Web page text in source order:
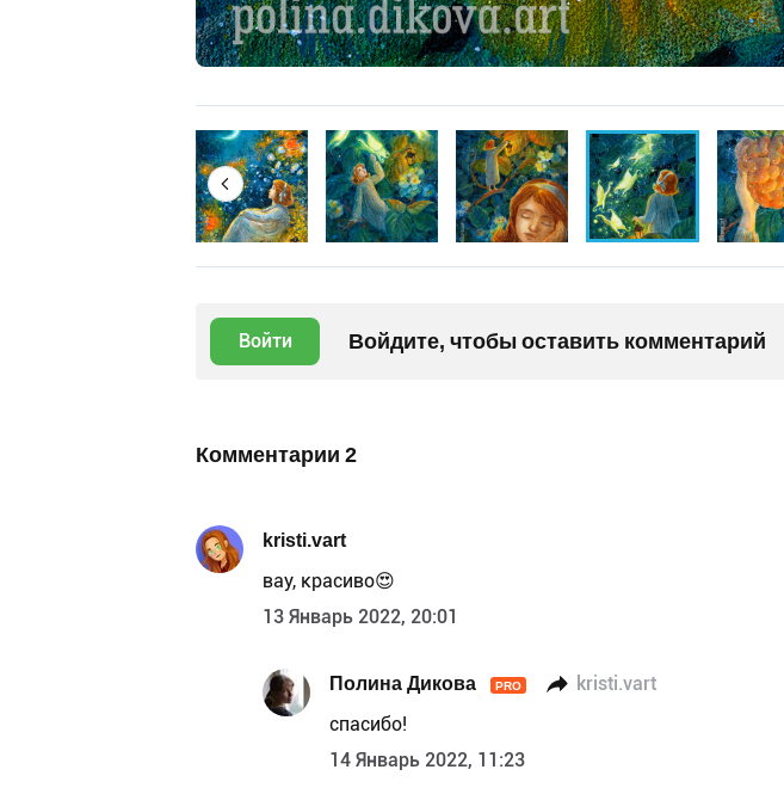
Войти Войдите, чтобы оставить комментарий
Комментарии 2
kristi.vart
вау, красиво😍
13 Январь 2022, 20:01
Полина Дикова PRO kristi.vart
спасибо!
14 Январь 2022, 11:23